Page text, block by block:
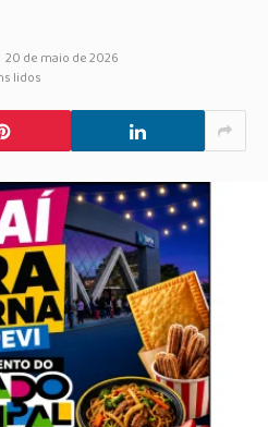
20 de maio de 2026
lidos